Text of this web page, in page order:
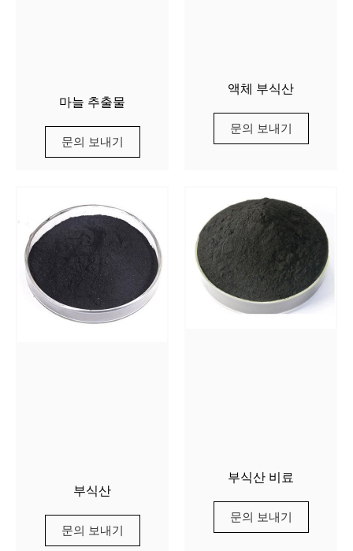
마늘 추출물
문의 보내기
액체 부식산
문의 보내기
부식산
문의 보내기
부식산 비료
문의 보내기